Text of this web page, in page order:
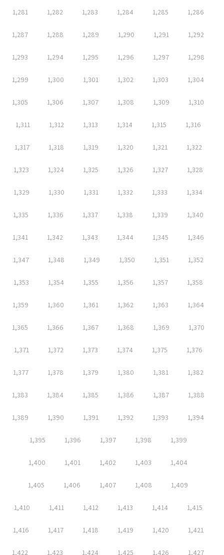
1,281 1,282 1,283 1,284 1,285 1,286
1,287 1,288 1,289 1,290 1,291 1,292
1,293 1,294 1,295 1,296 1,297 1,298
1,299 1,300 1,301 1,302 1,303 1,304
1,305 1,306 1,307 1,308 1,309 1,310
1,311 1,312 1,313 1,314 1,315 1,316
1,317 1,318 1,319 1,320 1,321 1,322
1,323 1,324 1,325 1,326 1,327 1,328
1,329 1,330 1,331 1,332 1,333 1,334
1,335 1,336 1,337 1,338 1,339 1,340
1,341 1,342 1,343 1,344 1,345 1,346
1,347 1,348 1,349 1,350 1,351 1,352
1,353 1,354 1,355 1,356 1,357 1,358
1,359 1,360 1,361 1,362 1,363 1,364
1,365 1,366 1,367 1,368 1,369 1,370
1,371 1,372 1,373 1,374 1,375 1,376
1,377 1,378 1,379 1,380 1,381 1,382
1,383 1,384 1,385 1,386 1,387 1,388
1,389 1,390 1,391 1,392 1,393 1,394
1,395 1,396 1,397 1,398 1,399
1,400 1,401 1,402 1,403 1,404
1,405 1,406 1,407 1,408 1,409
1,410 1,411 1,412 1,413 1,414 1,415
1,416 1,417 1,418 1,419 1,420 1,421
1,422 1,423 1,424 1,425 1,426 1,427